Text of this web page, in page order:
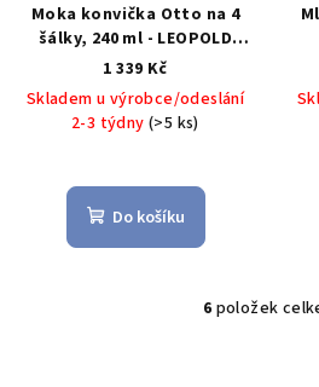
Moka konvička Otto na 4
šálky, 240 ml - LEOPOLD
VIENNA
1 339 Kč
Skladem u výrobce/odeslání
2-3 týdny(>5 ks)
Do košíku
O
6 položek